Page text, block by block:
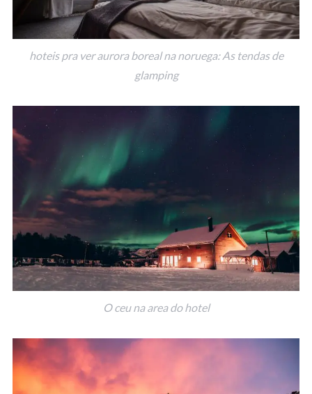
hoteis pra ver aurora boreal na noruega: As tendas de
glamping
O ceu na area do hotel